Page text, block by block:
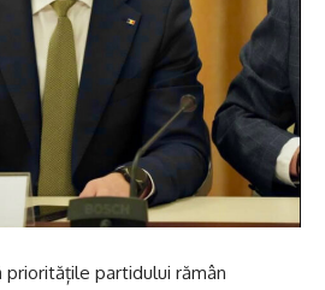
partidului rămân